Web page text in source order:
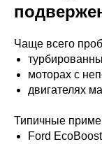
Чаще всего
моторах с
двигателях
Типичные
Ford